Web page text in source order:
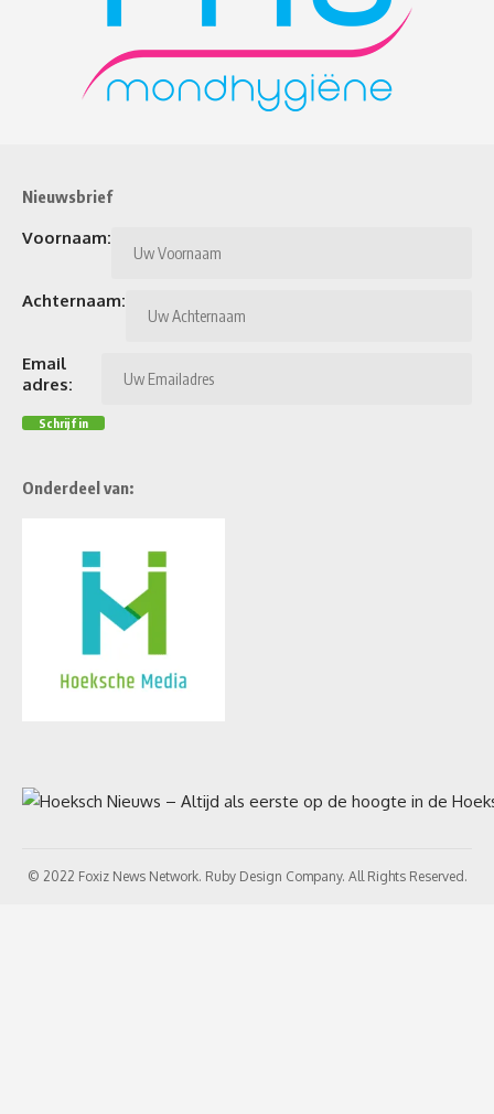
Nieuwsbrief
Voornaam:
Achternaam:
Email
adres:
Onderdeel van:
© 2022 Foxiz News Network. Ruby Design Company. All Rights Reserved.